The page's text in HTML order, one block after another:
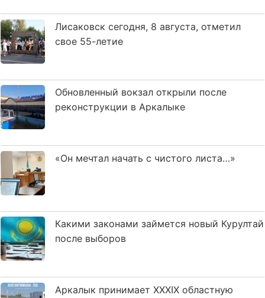
Лисаковск сегодня, 8 августа, отметил
свое 55-летие
Обновленный вокзал открыли после
реконструкции в Аркалыке
«Он мечтал начать с чистого листа…»
Какими законами займется новый Курултай
после выборов
Аркалык принимает XXXIX областную